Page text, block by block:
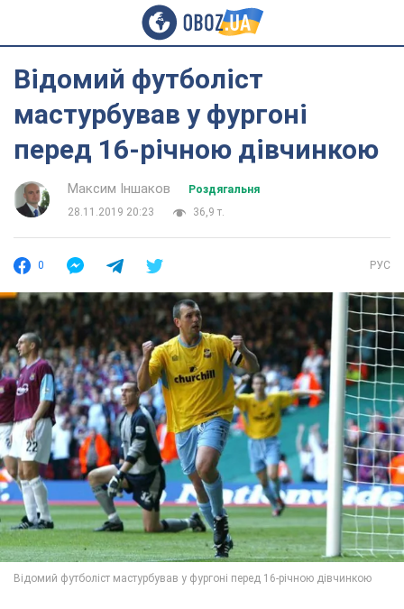
Відомий футболіст
мастурбував у фургоні
перед 16-річною дівчинкою
Максим Іншаков
Роздягальня
28.11.2019 20:23
36,9 т.
0 РУС